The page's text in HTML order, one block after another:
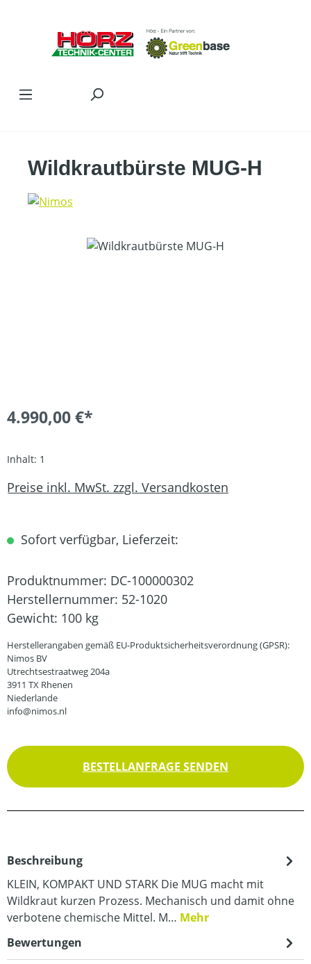
Wildkrautbürste MUG-H
Bildergalerie überspringen
4.990,00 €*
Inhalt: 1
Preise inkl. MwSt. zzgl. Versandkosten
Sofort verfügbar, Lieferzeit:
Produktnummer: DC-100000302
Herstellernummer: 52-1020
Gewicht: 100 kg
Herstellerangaben gemäß EU-Produktsicherheitsverordnung (GPSR):
Nimos BV
Utrechtsestraatweg 204a
3911 TX Rhenen
Niederlande
info@nimos.nl
BESTELLANFRAGE SENDEN
Beschreibung
KLEIN, KOMPAKT UND STARK Die MUG macht mit
Wildkraut kurzen Prozess. Mechanisch und damit ohne
verbotene chemische Mittel. M… Mehr
Bewertungen